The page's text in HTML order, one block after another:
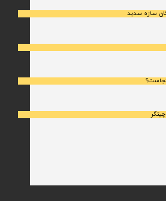
سازه سدید
کجاست؟